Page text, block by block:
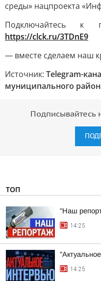
среды» нацпроекта
Подключайтесь к
https://clck.ru/3TDnE9
— вместе сделаем наш
Источник: Telegram-
муниципального
Подписывайтесь
ТОП
"Наш
14:25
14:25